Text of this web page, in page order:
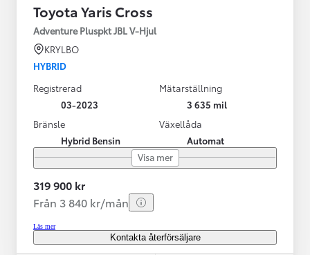
Toyota Yaris Cross
Adventure Pluspkt JBL V-Hjul
KRYLBO
HYBRID
Registrerad
03-2023
Mätarställning
3 635 mil
Bränsle
Hybrid Bensin
Växellåda
Automat
Visa mer
319 900 kr
Från 3 840 kr/mån
Läs mer
Kontakta återförsäljare